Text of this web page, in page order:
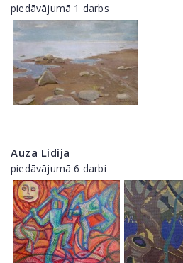
piedāvājumā 1 darbs
Auza Lidija
piedāvājumā 6 darbi